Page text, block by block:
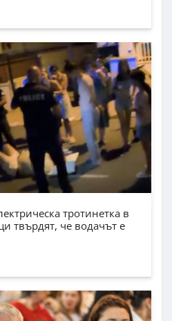
тротинетка в
твърдят, че водачът е